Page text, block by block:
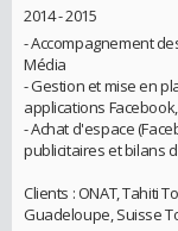
2014 - 2015
- Accompagnement
Média
- Gestion et mise en
applications
- Achat d'espace
publicitaires et bilans
Clients : ONAT, Tahiti
Guadeloupe, Suisse